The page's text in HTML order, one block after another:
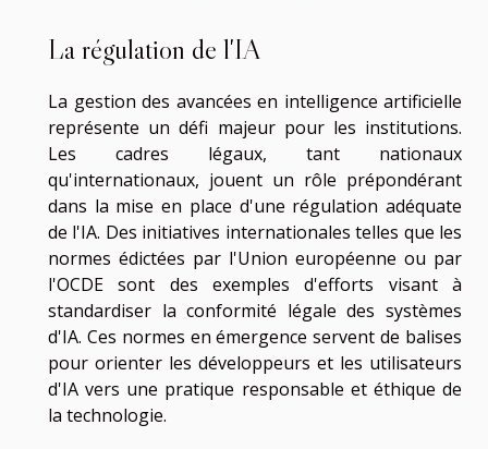
La régulation de l'IA
La gestion des avancées en intelligence artificielle
représente un défi majeur pour les institutions.
Les cadres légaux, tant nationaux
qu'internationaux, jouent un rôle prépondérant
dans la mise en place d'une régulation adéquate
de l'IA. Des initiatives internationales telles que les
normes édictées par l'Union européenne ou par
l'OCDE sont des exemples d'efforts visant à
standardiser la conformité légale des systèmes
d'IA. Ces normes en émergence servent de balises
pour orienter les développeurs et les utilisateurs
d'IA vers une pratique responsable et éthique de
la technologie.